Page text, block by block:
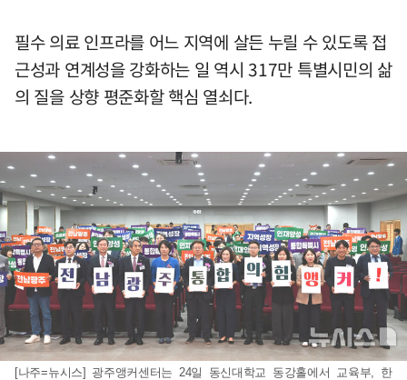
필수 의료 인프라를 어느 지역에 살든 누릴 수 있도록 접
근성과 연계성을 강화하는 일 역시 317만 특별시민의 삶
의 질을 상향 평준화할 핵심 열쇠다.
[나주=뉴시스] 광주앵커센터는 24일 동신대학교 동강홀에서 교육부, 한